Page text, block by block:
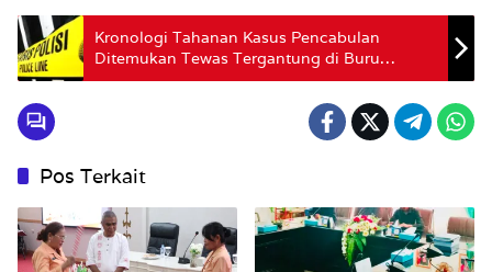
Kronologi Tahanan Kasus Pencabulan
Ditemukan Tewas Tergantung di Buru
Selatan
Pos Terkait